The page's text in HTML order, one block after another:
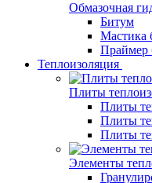
Обмазочная
Битум
Мастика
Праймер
Теплоизоляция
Плиты
Плиты
Плиты
Плиты
Элементы